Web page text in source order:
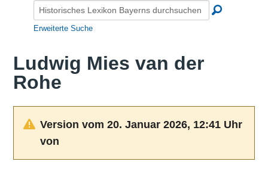
Erweiterte Suche
Ludwig Mies van der
Rohe
Version vom 20. Januar 2026, 12:41 Uhr
von